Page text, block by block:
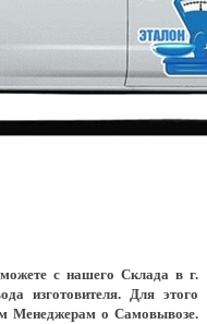
с нашего Склада в г.
изготовителя. Для этого
Менеджерам о Самовывозе.